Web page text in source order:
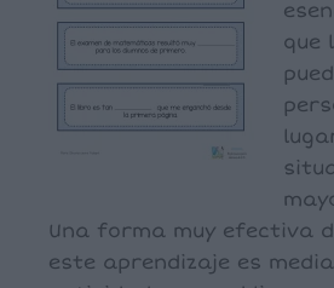
que
Una forma muy efectiva
este aprendizaje es